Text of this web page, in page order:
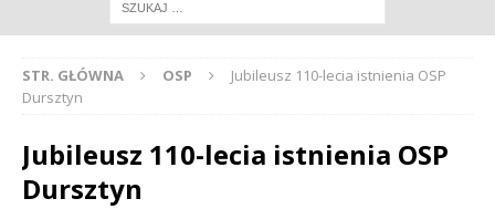
STR. GŁÓWNA OSP
Jubileusz 110-lecia istnienia OSP
Dursztyn
Jubileusz 110-lecia istnienia OSP
Dursztyn